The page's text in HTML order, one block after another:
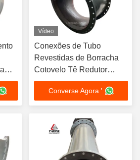
Vídeo
Conexões de Tubo
Revestidas de Borracha
Cotovelo Tê Redutor
Curva Conexão
Flangeada Aço Carbono
Casco Resistente à
Converse Agora '